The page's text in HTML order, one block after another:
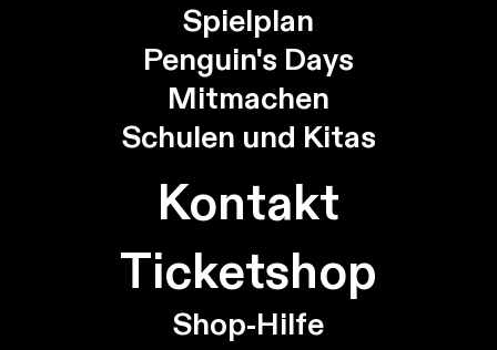
Spielplan
Penguin's Days
Mitmachen
Schulen und Kitas
Kontakt
Ticketshop
Shop-Hilfe